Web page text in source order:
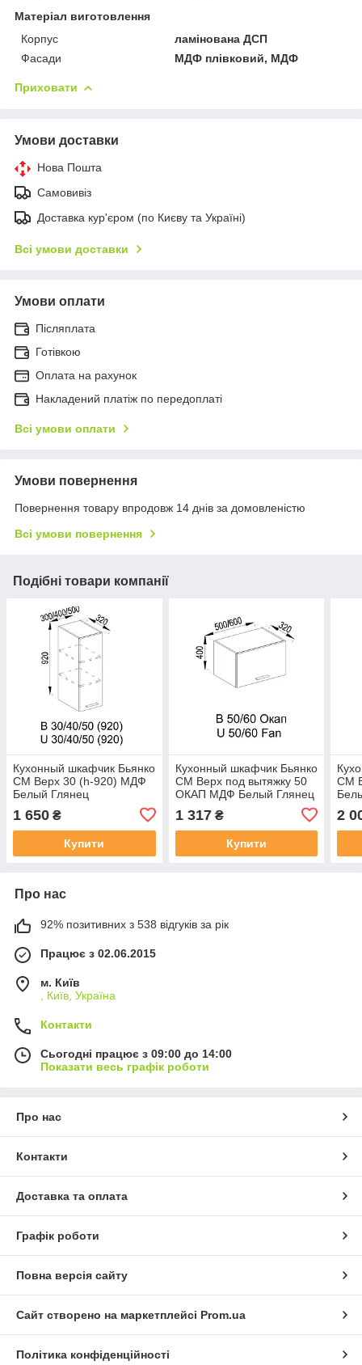
Матеріал виготовлення
Корпус
ламінована ДСП
Фасади
МДФ плівковий, МДФ
Приховати
Умови доставки
Нова Пошта
Самовивіз
Доставка кур'єром (по Києву та Україні)
Всі умови доставки
Умови оплати
Післяплата
Готівкою
Оплата на рахунок
Накладений платіж по передоплаті
Всі умови оплати
Умови повернення
Повернення товару впродовж 14 днів за домовленістю
Всі умови повернення
Подібні товари компанії
Кухонный шкафчик Бьянко
СМ Верх 30 (h-920) МДФ
Белый Глянец
1 650 ₴
Купити
Кухонный шкафчик Бьянко
СМ Верх под вытяжку 50
ОКАП МДФ Белый Глянец
1 317₴
Купити
СМ
2
Про нас
92% позитивних з 538 відгуків за рік
Працює з 02.06.2015
м. Київ
, Київ, Україна
Контакти
Сьогодні працює з 09:00 до 14:00
Показати весь графік роботи
Про нас
Контакти
Доставка та оплата
Графік роботи
Повна версія сайту
Сайт створено на маркетплейсі Prom.ua
Політика конфіденційності